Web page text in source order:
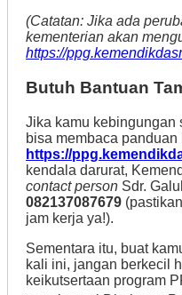
(Catatan: Jika ada
kementerian akan
https://
Butuh Bantuan
Jika kamu kebingungan
bisa membaca
https://
kendala darurat,
contact person Sdr.
082137087679
jam kerja ya!).
Sementara itu, buat
kali ini, jangan berkecil
keikutsertaan program